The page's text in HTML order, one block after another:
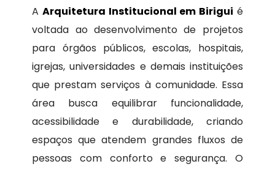
AArquitetura Institucional em Birigui é
voltada ao desenvolvimento de projetos
para órgãos públicos, escolas, hospitais,
igrejas, universidades e demais instituições
que prestam serviços à comunidade. Essa
área busca equilibrar funcionalidade,
acessibilidade e durabilidade, criando
espaços que atendem grandes fluxos de
pessoas com conforto e segurança. O